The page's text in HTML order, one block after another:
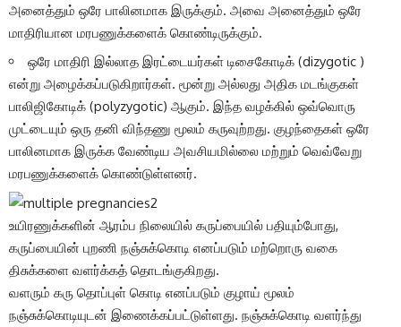
அனைத்தும் ஒரே பாலினமாக இருக்கும். அவை அனைத்தும் ஒரே
மாதிரியான மரபணுக்களைக் கொண்டிருக்கும்.
ஒரே மாதிரி இல்லாத இரட்டையர்கள் டிசைகோடிக் (dizygotic )
என்று அழைக்கப்படுகிறார்கள். மூன்று அல்லது அதிக மடங்குகள்
பாலிஜிகோடிக் (polyzygotic) ஆகும். இந்த வழக்கில் ஒவ்வொரு
முட்டையும் ஒரு தனி விந்தணு மூலம் கருவுற்றது. குழந்தைகள் ஒரே
பாலினமாக இருக்க வேண்டிய அவசியமில்லை மற்றும் வெவ்வேறு
மரபணுக்களைக் கொண்டுள்ளனர்.
உயிரணுக்களின் ஆரம்ப நிலையில் கருப்பையில் பதியும்போது, ​​
கருப்பையின் புறணி நஞ்சுக்கொடி எனப்படும் மற்றொரு வகை
திசுக்களை வளர்க்கத் தொடங்குகிறது.
வளரும் கரு தொப்புள் கொடி எனப்படும் குழாய் மூலம்
நஞ்சுக்கொடியுடன் இணைக்கப்பட்டுள்ளது. நஞ்சுக்கொடி வளர்ந்து